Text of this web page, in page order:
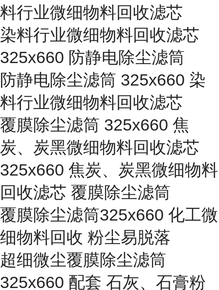
料行业微细物料回收滤芯
染料行业微细物料回收滤芯
325x660 防静电除尘滤筒
防静电除尘滤筒 325x660 染
料行业微细物料回收滤芯
覆膜除尘滤筒 325x660 焦
炭、炭黑微细物料回收滤芯
325x660 焦炭、炭黑微细物料
回收滤芯 覆膜除尘滤筒
覆膜除尘滤筒325x660 化工微
细物料回收 粉尘易脱落
超细微尘覆膜除尘滤筒
325x660 配套 石灰、石膏粉